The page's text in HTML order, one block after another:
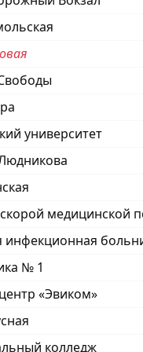
университет
медицинской
инфекционная
№ 1
«Эвиком»
колледж